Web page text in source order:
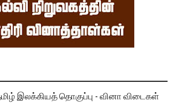
இலக்கியத் தொகுப்பு - வினா விடைகள்